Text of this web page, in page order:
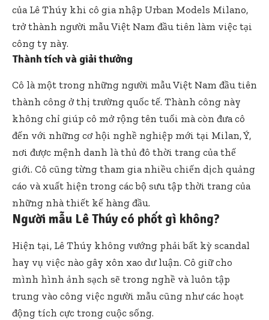
của Lê Thúy khi cô gia nhập Urban Models Milano,
trở thành người mẫu Việt Nam đầu tiên làm việc tại
công ty này.
Thành tích và giải thưởng
Cô là một trong những người mẫu Việt Nam đầu tiên
thành công ở thị trường quốc tế. Thành công này
không chỉ giúp cô mở rộng tên tuổi mà còn đưa cô
đến với những cơ hội nghề nghiệp mới tại Milan, Ý,
nơi được mệnh danh là thủ đô thời trang của thế
giới. Cô cũng từng tham gia nhiều chiến dịch quảng
cáo và xuất hiện trong các bộ sưu tập thời trang của
những nhà thiết kế hàng đầu.
Người mẫu Lê Thúy có phốt gì không?
Hiện tại, Lê Thúy không vướng phải bất kỳ scandal
hay vụ việc nào gây xôn xao dư luận. Cô giữ cho
mình hình ảnh sạch sẽ trong nghề và luôn tập
trung vào công việc người mẫu cũng như các hoạt
động tích cực trong cuộc sống.